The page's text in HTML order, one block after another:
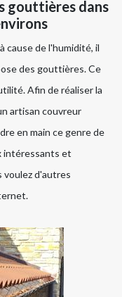
gouttières dans
cause de l'humidité, il
des gouttières. Ce
Afin de réaliser la
artisan couvreur
en main ce genre de
intéressants et
voulez d'autres